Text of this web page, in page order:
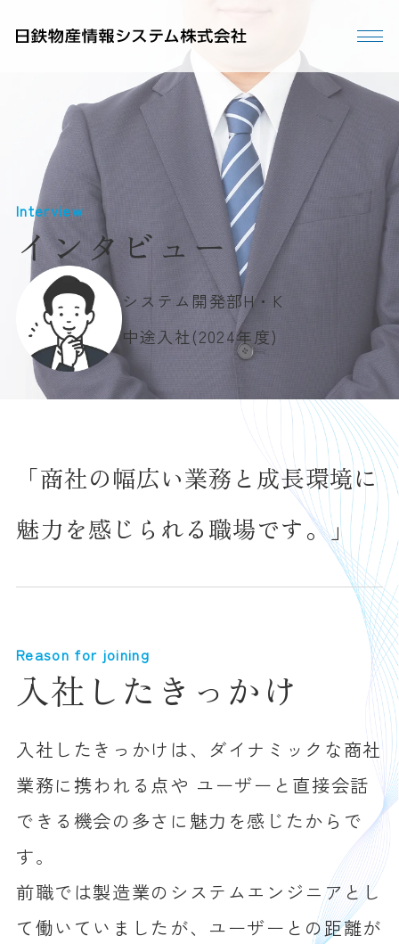
Interview
インタビュー
システム開発部H・K
中途入社(2024年度)
「商社の幅広い業務と成長環境に
魅力を感じられる職場です。」
Reason for joining
入社したきっかけ
入社したきっかけは、ダイナミックな商社
業務に携われる点や ユーザーと直接会話
できる機会の多さに魅力を感じたからで
す。
前職では製造業のシステムエンジニアとし
て働いていましたが、ユーザーとの距離が